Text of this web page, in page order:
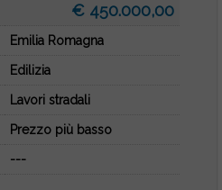
€ 450.000,00
Emilia Romagna
Edilizia
Lavori stradali
Prezzo più basso
---